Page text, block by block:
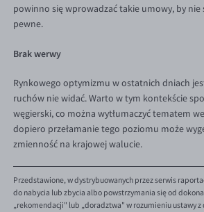
powinno się wprowadzać takie umowy, by
pewne.
Brak werwy
Rynkowego optymizmu w ostatnich dniach
ruchów nie widać. Warto w tym kontekście
węgierski, co można wytłumaczyć tematem
dopiero przełamanie tego poziomu może
zmienność na krajowej walucie.
Przedstawione, w dystrybuowanych przez serwis
do nabycia lub zbycia albo powstrzymania się od
„rekomendacji" lub „doradztwa" w rozumieniu ustawy